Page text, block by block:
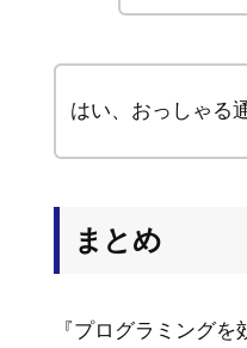
はい、おっしゃる
まとめ
『プログラミング